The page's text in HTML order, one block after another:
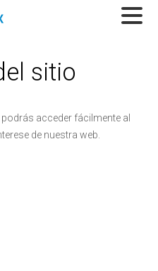
sitio
acceder fácilmente al
de nuestra web.